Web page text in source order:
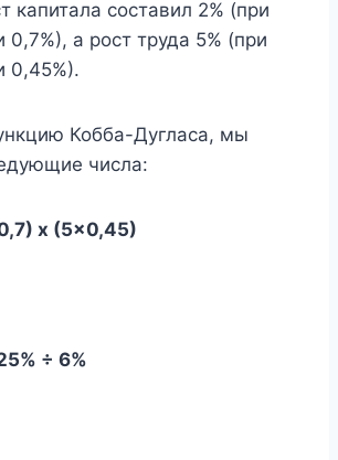
капитала составил 2% (при
0,7%), а рост труда 5% (при
0,45%).
Кобба-Дугласа, мы
числа:
х (5×0,45)
÷ 6%